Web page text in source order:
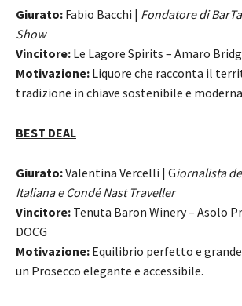
Giurato: Fabio Bacchi | Fondatore di
Show
Vincitore: Le Lagore Spirits – Amaro
Motivazione: Liquore che racconta il
tradizione in chiave sostenibile e
BEST DEAL
Giurato:Valentina Vercelli | Giornalista
Italiana e Condé Nast Traveller
Vincitore: Tenuta Baron Winery – Asolo
DOCG
Motivazione: Equilibrio perfetto e
un Prosecco elegante e accessibile.